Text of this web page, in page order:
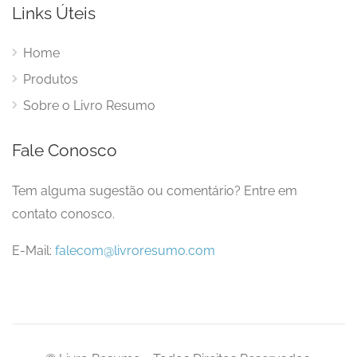
Links Úteis
Home
Produtos
Sobre o Livro Resumo
Fale Conosco
Tem alguma sugestão ou comentário? Entre em
contato conosco.
E-Mail: falecom@livroresumo.com